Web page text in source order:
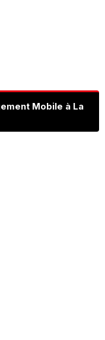
Mobile à La